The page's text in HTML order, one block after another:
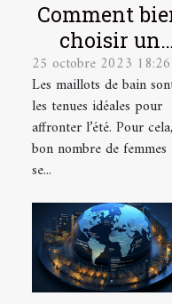
Comment
choisir un
maillot de bain
de grande
taille ?
25 octobre 2023 18:26
Les maillots de bain
les tenues idéales pour
affronter l’été. Pour cela,
bon nombre de femmes
se...